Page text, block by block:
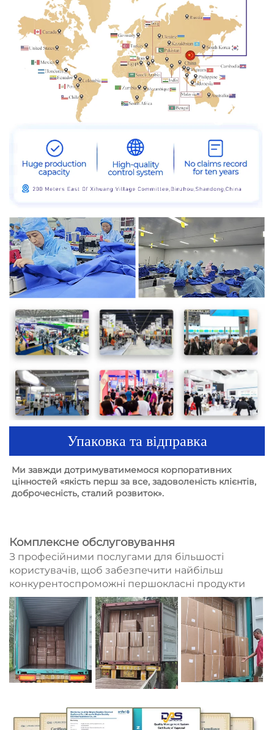
Упаковка та відправка
Ми завжди дотримуватимемося корпоративних
цінностей «якість перш за все, задоволеність клієнтів,
доброчесність, сталий розвиток».
Комплексне обслуговування
З професійними послугами для більшості
користувачів, щоб забезпечити найбільш
конкурентоспроможні першокласні продукти